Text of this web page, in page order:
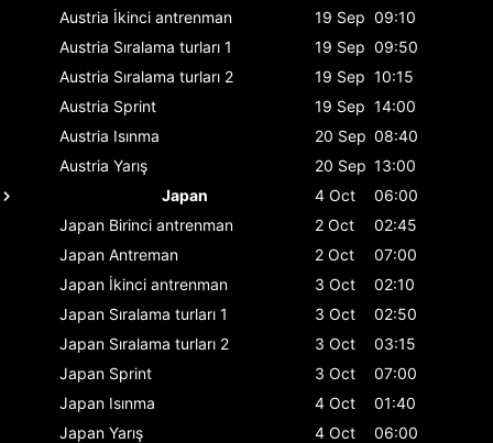
Austria İkinci antrenman 19 Sep 09:10
Austria Sıralama turları 1 19 Sep 09:50
Austria Sıralama turları 2 19 Sep 10:15
Austria Sprint 19 Sep 14:00
Austria Isınma 20 Sep 08:40
Austria Yarış 20 Sep 13:00
Japan
4 Oct
06:00
Japan Birinci antrenman 2 Oct
02:45
Japan Antreman 2 Oct
07:00
Japan İkinci antrenman 3 Oct
02:10
Japan Sıralama turları 1 3 Oct
02:50
Japan Sıralama turları 2 3 Oct
03:15
Japan Sprint 3 Oct
07:00
Japan Isınma 4 Oct
01:40
Japan Yarış 4 Oct
06:00